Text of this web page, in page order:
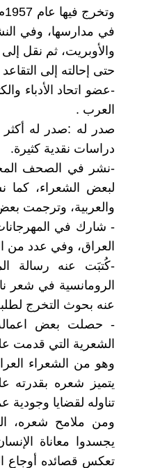
في مدارسها، وفي
والأوبريت، ثم نقل
حتى إحالته إلى
-عضو اتحاد الأدباء
العرب .
دراسات نقدية كثيرة.
-نشر في الصحف
لبعض الشعراء، كما
والعربية، وترجمت
- شارك في المهرجانات
العراق، وفي عدد من
الرومانسية في شعر
عنه بحوث التخرج
- حصلت بعض اعماله
الشعرية التي قدمت
وهو من الشعراء
يتميز شعره بقدرته
تناوله لقضايا وجودية
ومن ملامح شعره،
يجسدوا معاناة
تعكس قصائده أوجاع